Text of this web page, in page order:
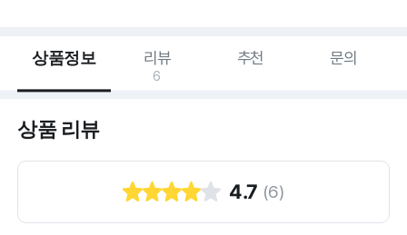
상품정보 리뷰
6
추천 문의
상품 리뷰
4.7 (6)